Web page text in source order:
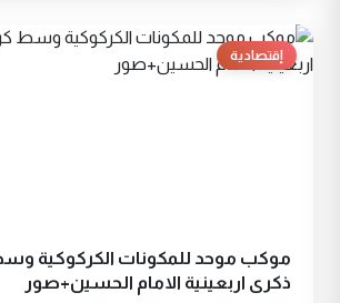
إقتصادية
موكب موحد للمكونات الكركوكية
ذكرى اربعينية الامام الحسين+صور